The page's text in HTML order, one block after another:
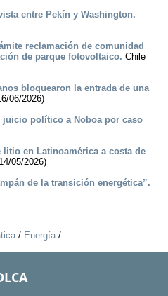
entre Pekín y Washington.
reclamación de comunidad
de parque fotovoltaico. Chile
bloquearon la entrada de una
06/2026)
político a Noboa por caso
en Latinoamérica a costa de
05/2026)
de la transición energética”.
/ Energía/